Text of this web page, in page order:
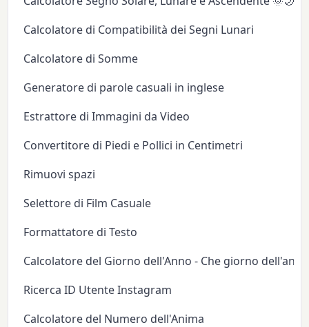
Calcolatore di Compatibilità dei Segni Lunari
Calcolatore di Somme
Generatore di parole casuali in inglese
Estrattore di Immagini da Video
Convertitore di Piedi e Pollici in Centimetri
Rimuovi spazi
Selettore di Film Casuale
Formattatore di Testo
Calcolatore del Giorno dell'Anno - Che giorno
Ricerca ID Utente Instagram
Calcolatore del Numero dell'Anima